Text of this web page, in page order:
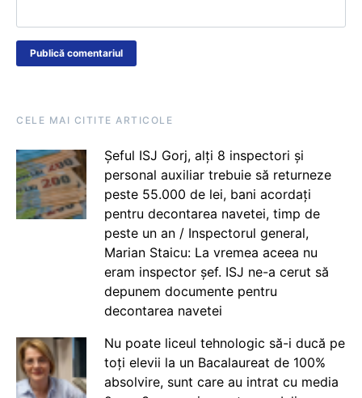
CELE MAI CITITE ARTICOLE
Șeful ISJ Gorj, alți 8 inspectori și
personal auxiliar trebuie să returneze
peste 55.000 de lei, bani acordați
pentru decontarea navetei, timp de
peste un an / Inspectorul general,
Marian Staicu: La vremea aceea nu
eram inspector șef. ISJ ne-a cerut să
depunem documente pentru
decontarea navetei
Nu poate liceul tehnologic să-i ducă pe
toți elevii la un Bacalaureat de 100%
absolvire, sunt care au intrat cu media